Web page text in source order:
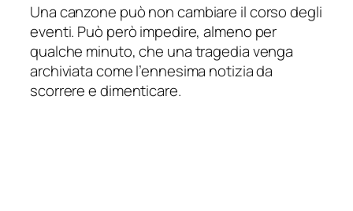
Una canzone può non cambiare il corso degli
eventi. Può però impedire, almeno per
qualche minuto, che una tragedia venga
archiviata come l’ennesima notizia da
scorrere e dimenticare.